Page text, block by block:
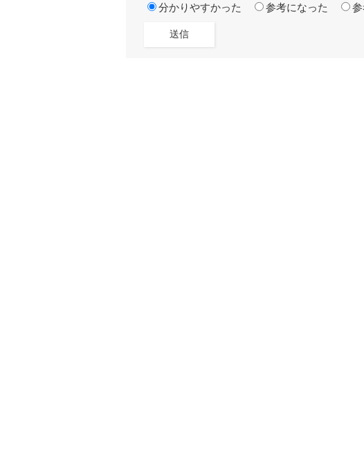
分かりやすかった
参考になった